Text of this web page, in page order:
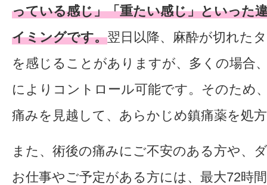
っている感じ」「重たい感じ」といった
イミングです。翌日以降、麻酔が切れた
を感じることがありますが、多くの場合
によりコントロール可能です。そのため
痛みを見越して、あらかじめ鎮痛薬を処
また、術後の痛みにご不安のある方や、
お仕事やご予定がある方には、最大72時